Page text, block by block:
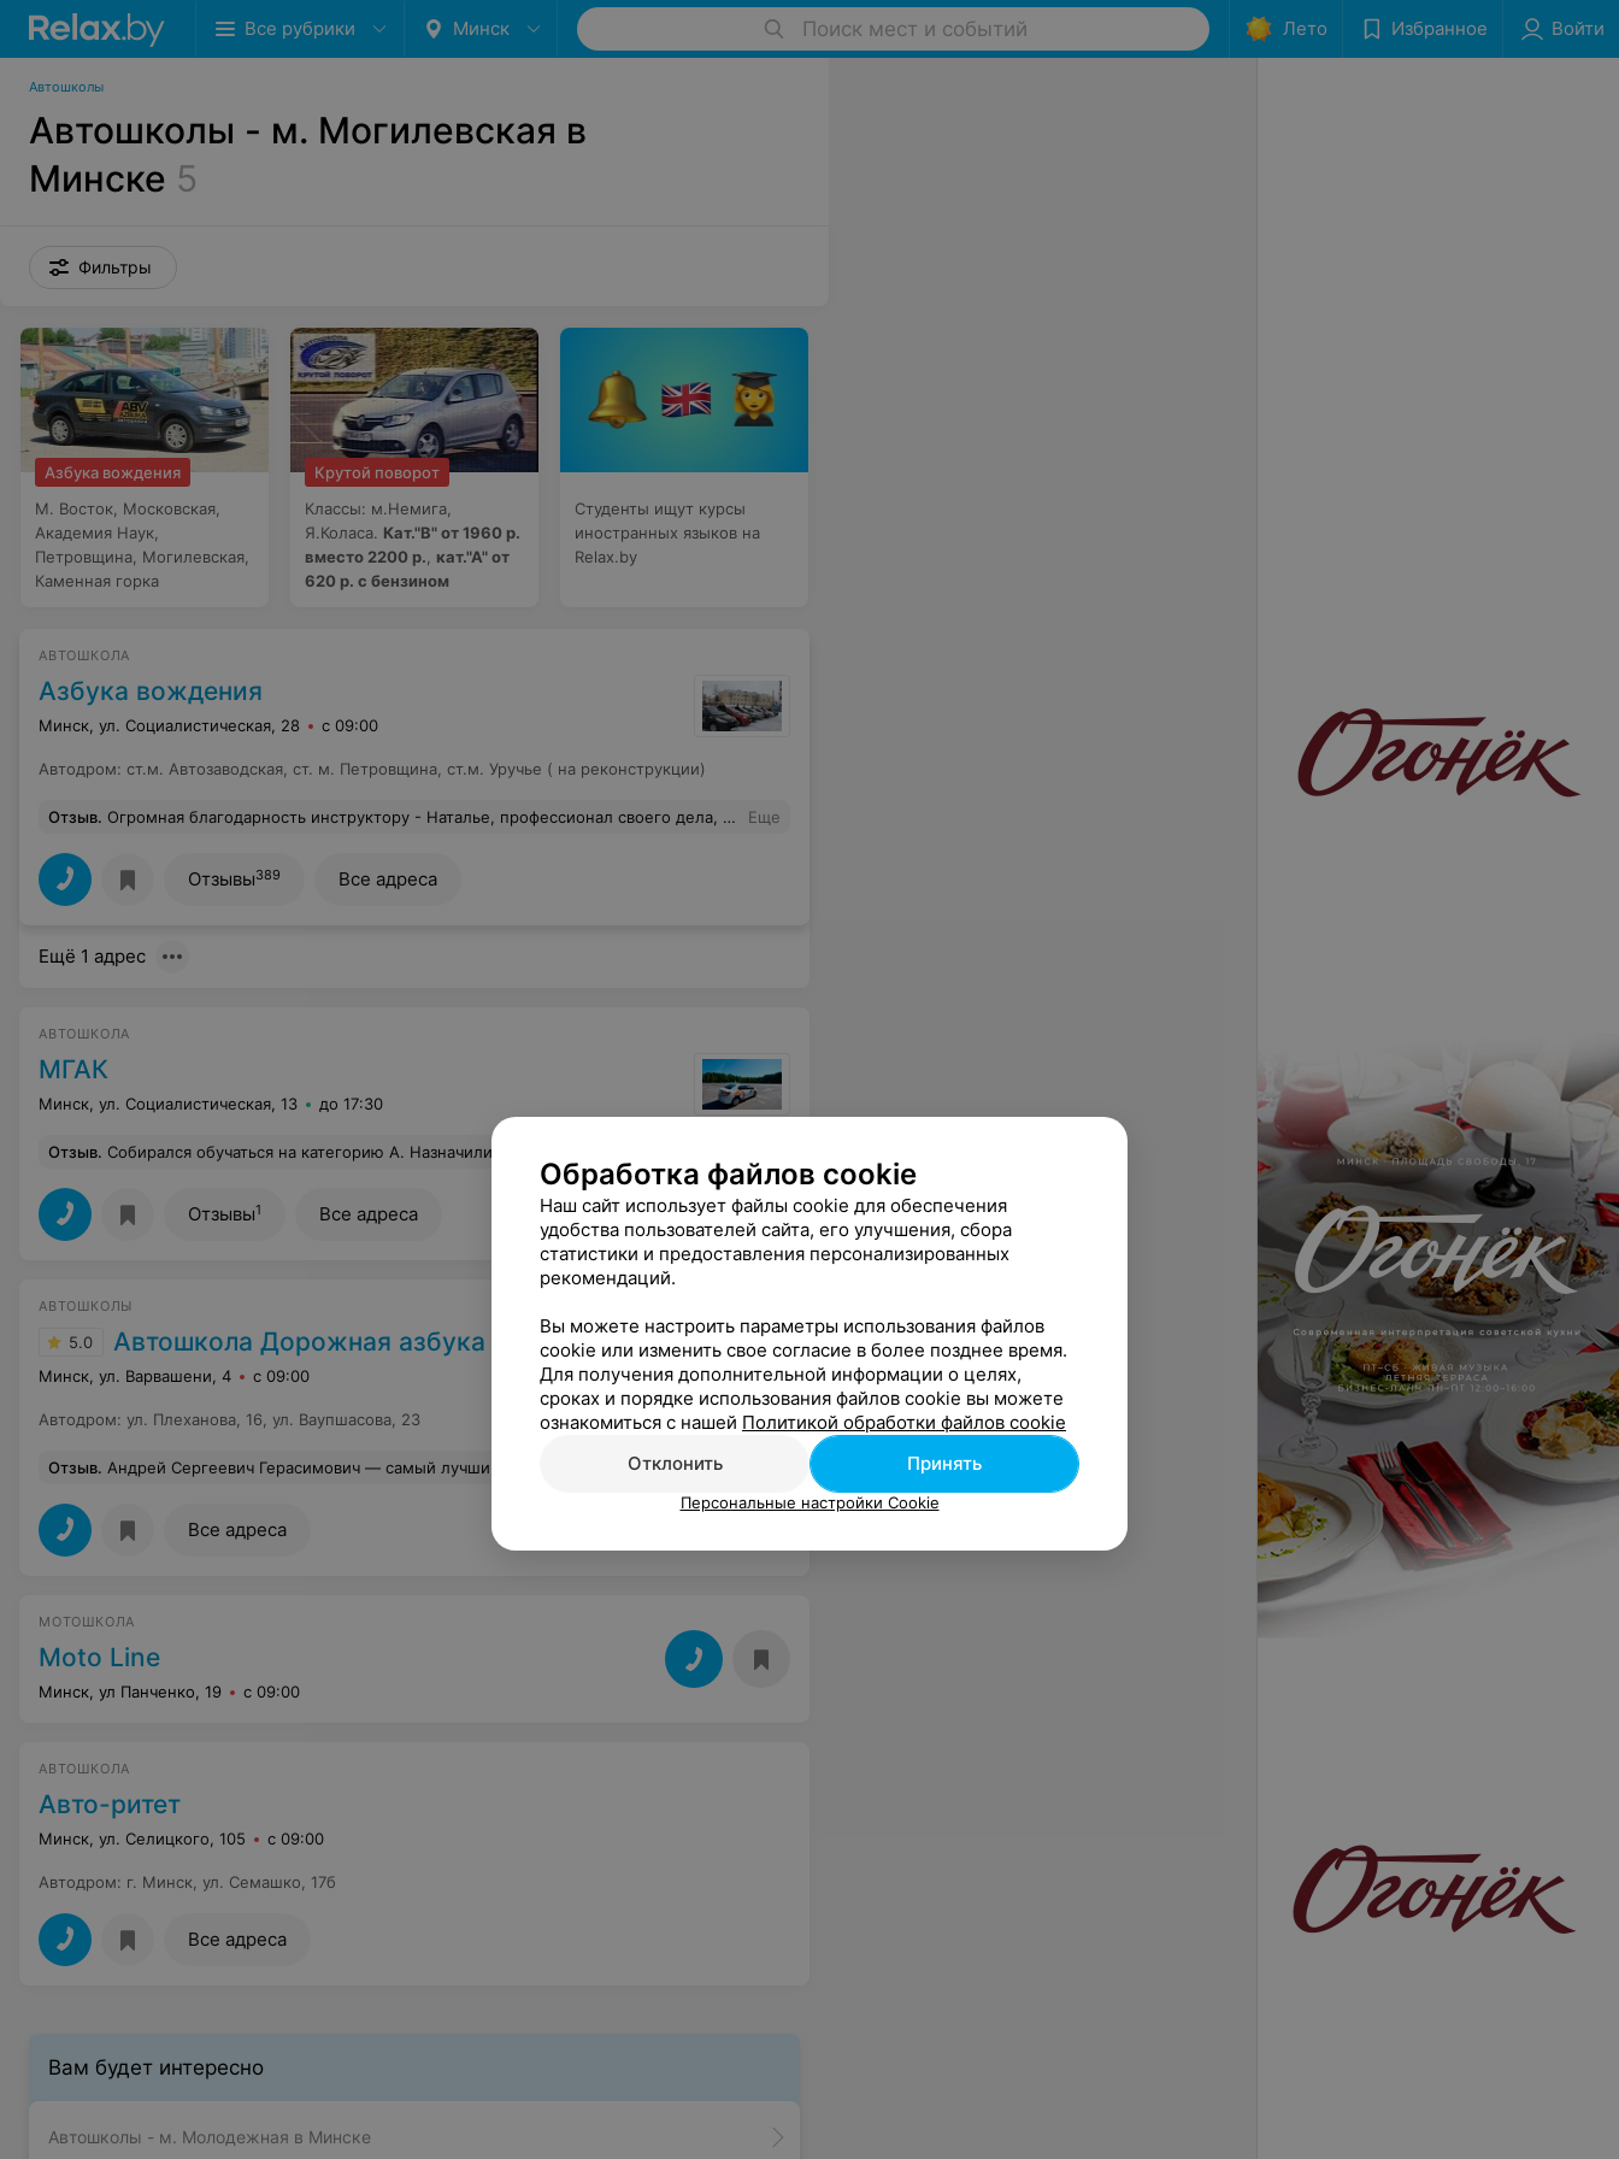
Все рубрики Минск Поиск мест и событий Лето Избранное Войти
Автошколы
Автошколы - м. Могилевская в
Минске 5
Фильтры
Азбука вождения
М. Восток, Московская,
Академия Наук,
Петровщина, Могилевская,
Каменная горка
Крутой поворот
Классы: м.Немига,
Я.Коласа. Кат."В" от 1960 р.
вместо 2200 р.
кат."А" от
620 р. с бензином
Студенты ищут курсы
иностранных языков на
Relax.by
АВТОШКОЛА
Азбука вождения
Минск, ул. Социалистическая, 28 с 09:00
Автодром: ст.м. Автозаводская, ст. м. Петровщина, ст.м. Уручье ( на реконструкции)
Отзыв. Огромная благодарность инструктору - Наталье, профессионал своего дела, очень грамотно обучает вождению. Побольше бы таких сотрудников. Еще
Отзывы389 Все адреса
Ещё 1 адрес
АВТОШКОЛА
МГАК
Минск, ул. Социалистическая, 13 до 17:30
Отзыв. Собирался обучаться на категорию А. Назначили собрание на 17:00. Попросили подъехать пораньше. Приехал в 16:50, просидел до 17:25. Уборщица была в курсе собрания, но никого на месте не было. У них с обучением такая же печаль, как и с организацией?
Отзывы1 Все адреса
АВТОШКОЛЫ
5.0 Автошкола Дорожная азбука
Минск, ул. Варвашени, 4 с 09:00
Автодром: ул. Плеханова, 16, ул. Ваупшасова, 23
Отзыв. Андрей Сергеевич Герасимович — самый лучший инструктор. Спасибо Вам за Ваш подход к работе и атмосферу. Доходчиво объясняет как вести себя на дороге и ездить в пробках. Подробно разъясняет ошибки. Всегда поддерживает и доводит дело до конца.Побольше бы таких инструкторов. (Знаю, потому что есть с чем сравнивать.) Очень доброжелательный, квалифицированный инструктор. На все вопросы отвечает, все комментирует. Как бы смешно не звучало, за одно занятие, задала все интересующие вопросы и получила ответы, все пробелы свои закрыла. Очень рекомендую. Если хотите уравновешенного и толкового инструктора, то вам к Андрею Сергеевичу. После первого же занятия была от него в восторге! Это человек со стальными нервами и железным характером, а так же приятный в общении. Машина очень хорошая, всем советую! Большое человеческое спасибо!
Все адреса
МОТОШКОЛА
Moto Line
Минск, ул Панченко, 19 с 09:00
АВТОШКОЛА
Авто-ритет
Минск, ул. Селицкого, 105 с 09:00
Автодром: г. Минск, ул. Семашко, 17б
Все адреса
Вам будет интересно
Автошколы - м. Молодежная в Минске
Обработка файлов cookie
Наш сайт использует файлы cookie для обеспечения
удобства пользователей сайта, его улучшения, сбора
статистики и предоставления персонализированных
рекомендаций.
Вы можете настроить параметры использования файлов
cookie или изменить свое согласие в более позднее время.
Для получения дополнительной информации о целях,
сроках и порядке использования файлов cookie вы можете
ознакомиться с нашей Политикой обработки файлов cookie
Отклонить
Принять
Персональные настройки Cookie